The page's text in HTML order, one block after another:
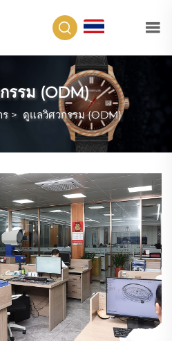
รรม (ODM)
ร> ดูแลวิศวกรรม (ODM)